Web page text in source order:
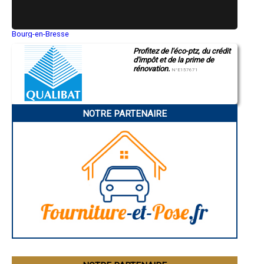
- Entreprise de rénovation immobilière à Steinbourg
- Entreprise de rénovation immobilière à Ebersheim
- Entreprise de rénovation immobilière à Griesheim-près-Molsheim
- Entreprise de rénovation immobilière à Herbitzheim
- Entreprise de rénovation immobilière à Beinheim
- Entreprise de rénovation immobilière à Muttersholtz
- Entreprise de rénovation immobilière à Dambach-la-Ville
- Entreprise de rénovation immobilière à Andlau
- Entreprise de rénovation immobilière à Seebach
- Entreprise de rénovation immobilière à Entzheim
- Entreprise de rénovation immobilière à Wœrth
- Entreprise de rénovation immobilière à Oberhaslach
- Entreprise de rénovation immobilière à Ville
- Entreprise de rénovation immobilière à Mommenheim
- Entreprise de rénovation immobilière à Lembach
- Entreprise de rénovation immobilière à Still
- Entreprise de rénovation immobilière à Mittelhausbergen
- Entreprise de rénovation immobilière à Nordhouse
- Entreprise de rénovation immobilière à Wingen-sur-Moder
Bourg-en-Bresse
Montluçon
Manosque
Gap
Charleville-Mézières
Pamiers
Narbonne
Saint-Brieuc
Besançon
Évreux
Profitez de l'éco-ptz, du crédit
d'impôt et de la prime de
rénovation. N°E157671
NOTRE PARTENAIRE